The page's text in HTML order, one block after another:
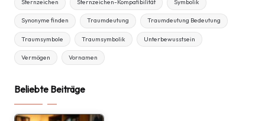
Sternzeichen Sternzeichen-Kompatibilität Symbolik
Synonyme finden Traumdeutung Traumdeutung Bedeutung
Traumsymbole Traumsymbolik Unterbewusstsein
Vermögen Vornamen
Beliebte Beiträge